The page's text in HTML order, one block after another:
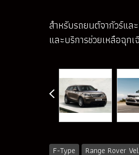
สำหรับรถยนต์จากัวร์แ
และบริการช่วยเหลือฉุก
F-Type Range Rover